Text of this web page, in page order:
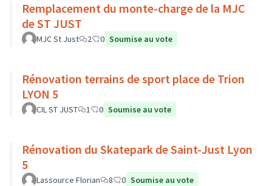
Remplacement du monte-charge de la MJC
de ST JUST
MJC St Just 2 0 Soumise au vote
Rénovation terrains de sport place de Trion
LYON 5
CIL ST JUST 1 0 Soumise au vote
Rénovation du Skatepark de Saint-Just Lyon
5
Lassource Florian 8 0 Soumise au vote